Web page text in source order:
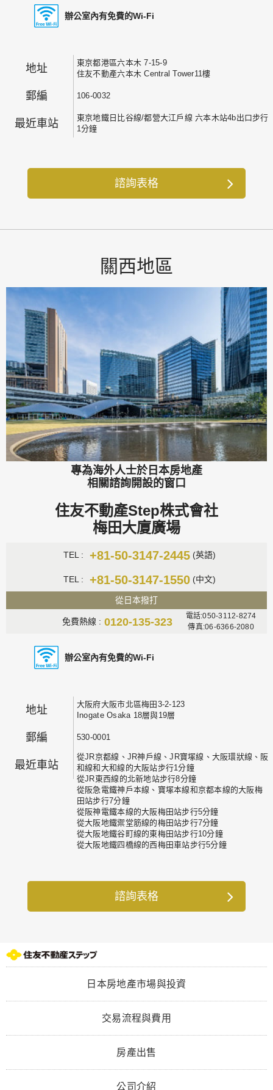
辦公室內有免費的Wi-Fi
地址
東京都港區六本木 7-15-9
住友不動產六本木 Central Tower11樓
郵編 106-0032
最近車站
東京地鐵日比谷線/都營大江戶線 六本木站4b出口步行
1分鐘
諮詢表格
關西地區
專為海外人士於日本房地產
相關諮詢開設的窗口
住友不動產Step株式會社
梅田大廈廣場
TEL : +81-50-3147-2445 (英語)
TEL : +81-50-3147-1550 (中文)
從日本撥打
免費熱線 : 0120-135-323
電話:050-3112-8274
傳真:06-6366-2080
辦公室內有免費的Wi-Fi
地址
大阪府大阪市北區梅田3-2-123
Inogate Osaka 18層與19層
郵編 530-0001
最近車站
從JR京都線、JR神戶線、JR寶塚線、大阪環狀線、阪
和線和大和線的大阪站步行1分鐘
從JR東西線的北新地站步行8分鐘
從阪急電鐵神戶本線、寶塚本線和京都本線的大阪梅
田站步行7分鐘
從阪神電鐵本線的大阪梅田站步行5分鐘
從大阪地鐵禦堂筋線的梅田站步行7分鐘
從大阪地鐵谷町線的東梅田站步行10分鐘
從大阪地鐵四橋線的西梅田車站步行5分鐘
諮詢表格
日本房地產市場與投資
交易流程與費用
房產出售
公司介紹